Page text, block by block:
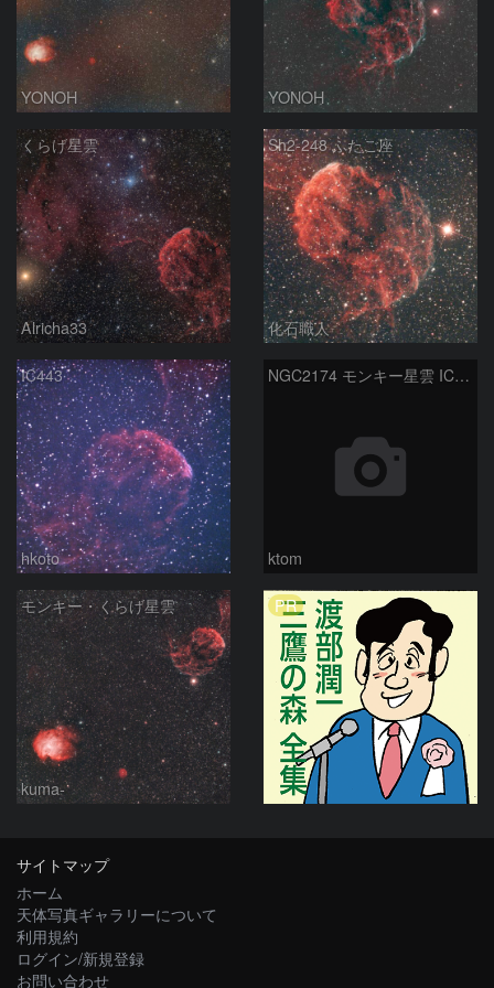
YONOH YONOH
くらげ星雲
Alricha33
Sh2-248 ふたご座
化石職人
IC443
hkoto
NGC2174 モンキー星雲 IC443 くらげ星雲 Ｍ35 散開星団 2026-2-12
ktom
モンキー・くらげ星雲
kuma-
PR
サイトマップ
ホーム
天体写真ギャラリーについて
利用規約
ログイン/新規登録
お問い合わせ